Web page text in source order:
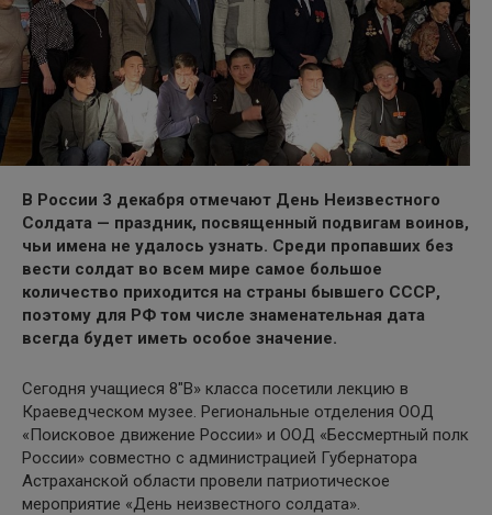
В России 3 декабря отмечают День Неизвестного
Солдата — праздник, посвященный подвигам воинов,
чьи имена не удалось узнать. Среди пропавших без
вести солдат во всем мире самое большое
количество приходится на страны бывшего СССР,
поэтому для РФ том числе знаменательная дата
всегда будет иметь особое значение.
Сегодня учащиеся 8″В» класса посетили лекцию в
Краеведческом музее. Региональные отделения ООД
«Поисковое движение России» и ООД «Бессмертный полк
России» совместно с администрацией Губернатора
Астраханской области провели патриотическое
мероприятие «День неизвестного солдата».